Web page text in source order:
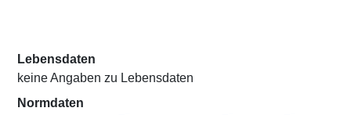
Lebensdaten
keine Angaben zu Lebensdaten
Normdaten